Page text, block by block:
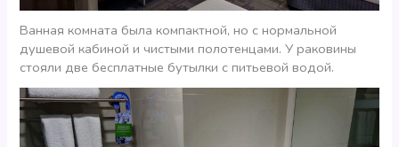
Ванная комната была компактной, но с нормальной
душевой кабиной и чистыми полотенцами. У раковины
стояли две бесплатные бутылки с питьевой водой.